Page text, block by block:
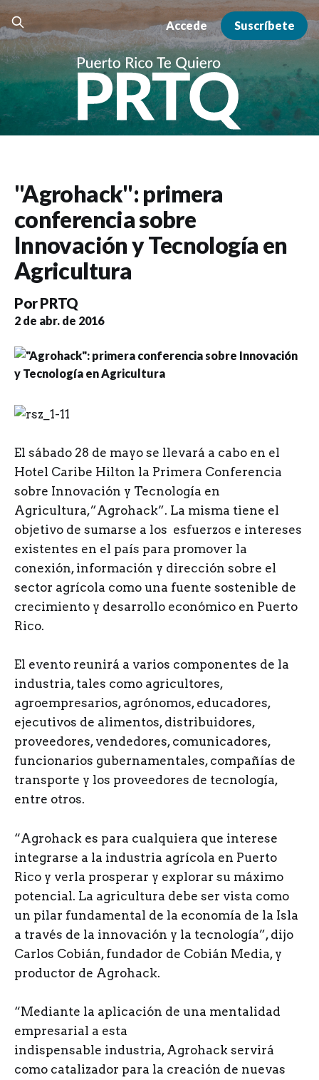
Accede Suscríbete
"Agrohack": primera
conferencia sobre
Innovación y Tecnología en
Agricultura
PorPRTQ
2 de abr. de 2016
El sábado 28 de mayo se llevará a cabo en el
Hotel Caribe Hilton la Primera Conferencia
sobre Innovación y Tecnología en
Agricultura,”Agrohack”. La misma tiene el
objetivo de sumarse a los esfuerzos e intereses
existentes en el país para promover la
conexión, información y dirección sobre el
sector agrícola como una fuente sostenible de
crecimiento y desarrollo económico en Puerto
Rico.
El evento reunirá a varios componentes de la
industria, tales como agricultores,
agroempresarios, agrónomos, educadores,
ejecutivos de alimentos, distribuidores,
proveedores, vendedores, comunicadores,
funcionarios gubernamentales, compañías de
transporte y los proveedores de tecnología,
entre otros.
“Agrohack es para cualquiera que interese
integrarse a la industria agrícola en Puerto
Rico y verla prosperar y explorar su máximo
potencial. La agricultura debe ser vista como
un pilar fundamental de la economía de la Isla
a través de la innovación y la tecnología”, dijo
Carlos Cobián, fundador de Cobián Media, y
productor de Agrohack.
“Mediante la aplicación de una mentalidad
empresarial a esta
indispensable industria, Agrohack servirá
como catalizador para la creación de nuevas